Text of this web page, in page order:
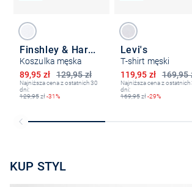
Finshley & Harding London
Koszulka męska
129,95 zł
Obniżona cena
89,95 zł
Najniższa cena z ostatnich 30
dni:
129,95zł-31%
Levi's
T-shirt męski
169,95
Obniżona cena
119,95 zł
Najniższa cena z ostatnich
dni:
169,95zł-29%
KUP STYL